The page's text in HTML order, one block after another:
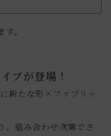
。
プが登場！
新たな形×ファブリッ
、組み合わせ次第でさ